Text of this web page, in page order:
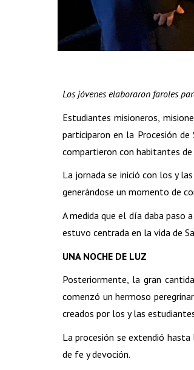
Los jóvenes elaboraron faroles
Estudiantes misioneros,
participaron en la Procesión
compartieron con habitantes de
La jornada se inició con los y
generándose un momento de
A medida que el día daba paso
estuvo centrada en la vida de
UNA NOCHE DE LUZ
Posteriormente, la gran
comenzó un hermoso
creados por los y las
La procesión se extendió
de fe y devoción.